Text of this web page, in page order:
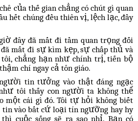
của thế gian chẳng có chút gì quan
hết chúng đều thiên vị, lệch lạc, đầy
đây đã mất đi tầm quan trọng đối
mất đi sự kìm kẹp, sự chấp thủ và
chẳng hạn như chính trị, tiến bộ
chí ngay cả tôn giáo.
tin tưởng vào thật đáng ngạc
tôi thấy con người ta không thể
một cái gì đó. Tôi tự hỏi không biết
tin vào bất cứ loại tín ngưỡng hay hy
cuộc sống sẽ ra sao nhỉ. Bạn có